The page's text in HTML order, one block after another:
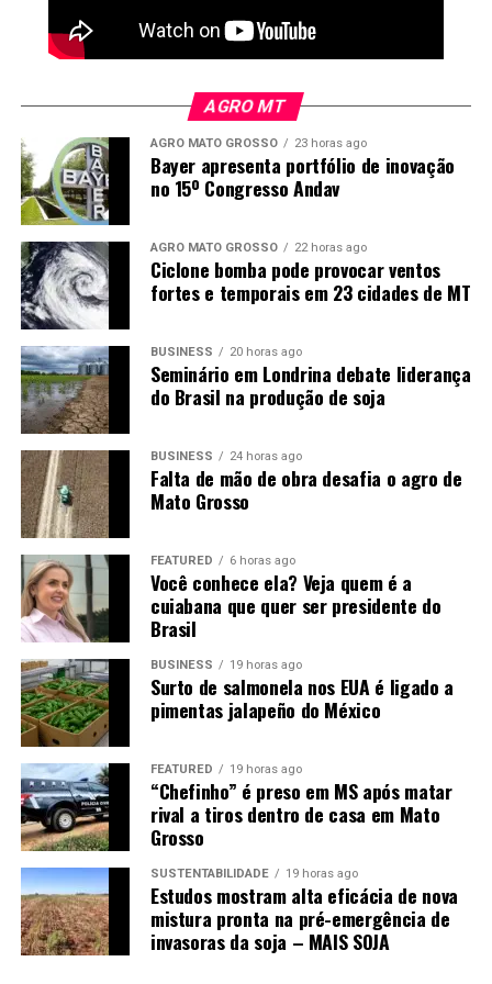
Produção recorde em Mato Grosso
O Imea consolidou a área cultivada de milho da safra
2025/26 em Mato Grosso em 7,43 milhões de hectares,
acima da média dos últimos cinco anos. O volume
representa a segunda maior área da série histórica do
Instituto, atrás apenas da safra 2022/23.
A produtividade foi estimada em 128,67 sacas por
hectare, praticamente estável em relação ao
levantamento anterior. Segundo o Instituto, as boas
condições climáticas ao longo do ciclo, especialmente a
distribuição favorável das chuvas, sustentaram o elevado
potencial produtivo.
Com isso, a produção estadual foi projetada em 57,39
milhões de toneladas, alta de 3,53% frente à safra
passada e 23,85% acima da média dos últimos cinco
anos, estabelecendo um novo recorde para a série
histórica do Imea.
AGRO MT
AGRO MATO GROSSO 23 horas ago
Bayer apresenta portfólio de inovação
no 15º Congresso Andav
AGRO MATO GROSSO 22 horas ago
Ciclone bomba pode provocar ventos
fortes e temporais em 23 cidades de MT
BUSINESS 20 horas ago
Seminário em Londrina debate liderança
do Brasil na produção de soja
BUSINESS 24 horas ago
Falta de mão de obra desafia o agro de
Mato Grosso
FEATURED 6 horas ago
Você conhece ela? Veja quem é a
cuiabana que quer ser presidente do
Brasil
BUSINESS 19 horas ago
Surto de salmonela nos EUA é ligado a
pimentas jalapeño do México
FEATURED 19 horas ago
“Chefinho” é preso em MS após matar
rival a tiros dentro de casa em Mato
Grosso
SUSTENTABILIDADE 19 horas ago
Estudos mostram alta eficácia de nova
mistura pronta na pré-emergência de
invasoras da soja – MAIS SOJA